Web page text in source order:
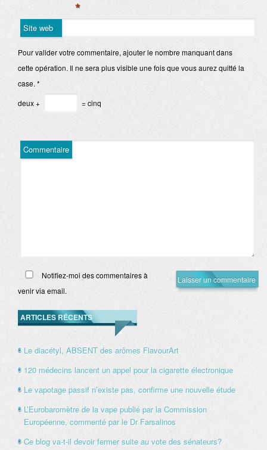
*
Site web
Pour valider votre commentaire, ajouter le nombre manquant dans
cette opération. Il ne sera plus visible une fois que vous aurez quitté la
case. *
deux +
= cinq
Commentaire
Notifiez-moi des commentaires à
venir via email.
ARTICLES RÉCENTS
Le diacétyl, ABSENT des arômes FlavourArt
120 médecins lancent un appel pour la cigarette électronique
Le vapotage passif n’existe pas, confirme une nouvelle étude
L’Eurobaromètre de la vape publié par la Commission
Européenne, commenté par le Dr Farsalinos
Ce blog va-t-il devoir fermer suite au vote des sénateurs?